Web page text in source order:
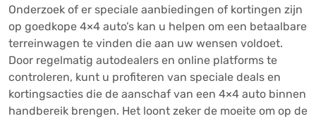
Onderzoek of er speciale aanbiedingen of kortingen zijn
op goedkope 4×4 auto’s kan u helpen om een betaalbare
terreinwagen te vinden die aan uw wensen voldoet.
Door regelmatig autodealers en online platforms te
controleren, kunt u profiteren van speciale deals en
kortingsacties die de aanschaf van een 4×4 auto binnen
handbereik brengen. Het loont zeker de moeite om op de